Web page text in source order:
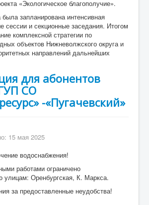
«Экологическое благополучие».
запланирована интенсивная
сессии и секционные заседания. Итогом
комплексной стратегии по
объектов Нижневолжского округа и
направлений дальнейших
для абонентов
СО
-«Пугачевский»
15 мая 2025
водоснабжения!
работами ограничено
улицам: Оренбургская, К. Маркса.
за предоставленные неудобства!